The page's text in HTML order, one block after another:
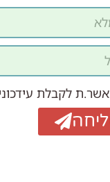
לקבלת